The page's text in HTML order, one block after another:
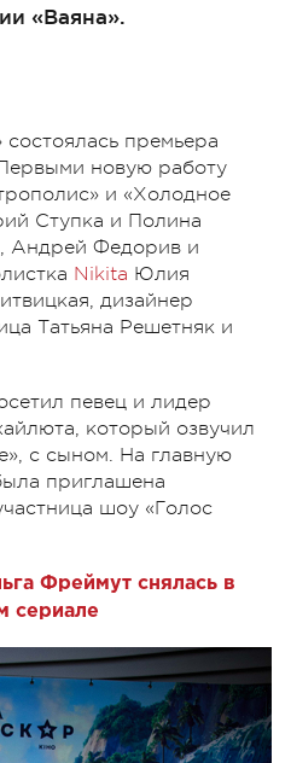
«Ваяна».
премьера
новую работу
и «Холодное
Ступка и Полина
Андрей Федорив и
Nikita Юлия
дизайнер
Татьяна Решетняк и
певец и лидер
который озвучил
с сыном. На главную
приглашена
шоу «Голос
Фреймут снялась в
сериале